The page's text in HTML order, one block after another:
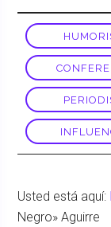
Usted está aquí:
Negro» Aguirre